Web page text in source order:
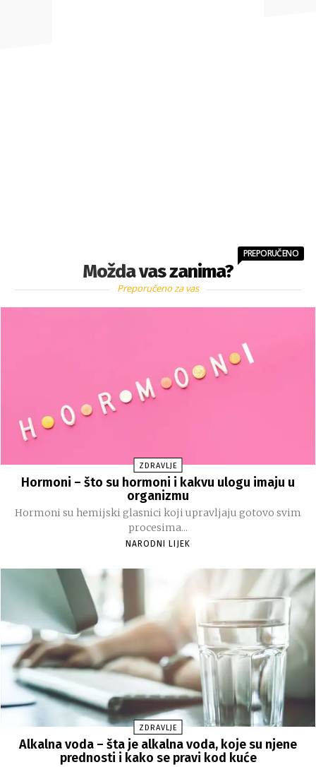
Možda vas zanima?
PREPORUČENO
Preporučeno za vas
ZDRAVLJE
Hormoni – što su hormoni i kakvu ulogu imaju u
organizmu
Hormoni su hemijski glasnici koji upravljaju gotovo svim
procesima...
NARODNI LIJEK
ZDRAVLJE
Alkalna voda – šta je alkalna voda, koje su njene
prednosti i kako se pravi kod kuće